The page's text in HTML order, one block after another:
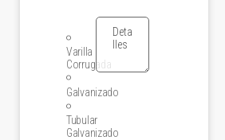
Varilla
Corrugada
Galvanizado
Tubular
Galvanizado